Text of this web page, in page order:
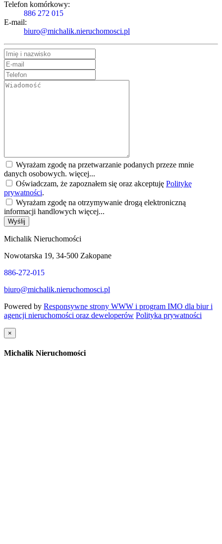
Telefon komórkowy:
886 272 015
E-mail:
biuro@michalik.nieruchomosci.pl
Wyrażam zgodę na przetwarzanie podanych przeze mnie
danych osobowych. więcej...
Oświadczam, że zapoznałem się oraz akceptuję Politykę
prywatności.
Wyrażam zgodę na otrzymywanie drogą elektroniczną
informacji handlowych więcej...
Wyślij
Michalik Nieruchomości
Nowotarska 19, 34-500 Zakopane
886-272-015
biuro@michalik.nieruchomosci.pl
Powered by Responsywne strony WWW i program IMO dla biur i
agencji nieruchomości oraz deweloperów Polityka prywatności
×
Michalik Nieruchomości